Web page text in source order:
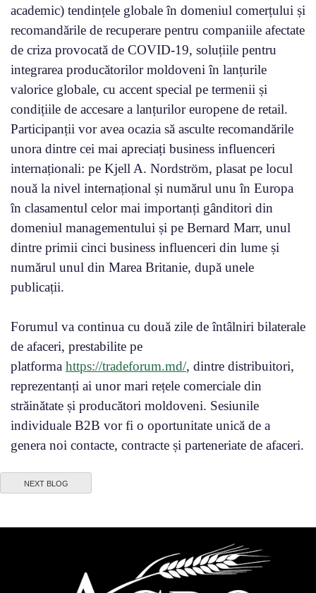
academic) tendințele globale în domeniul comerțului și
recomandările de recuperare pentru companiile afectate
de criza provocată de COVID-19, soluțiile pentru
integrarea producătorilor moldoveni în lanțurile
valorice globale, cu accent special pe termenii și
condițiile de accesare a lanțurilor europene de retail.
Participanții vor avea ocazia să asculte recomandările
unora dintre cei mai apreciați business influenceri
internaționali: pe Kjell A. Nordström, plasat pe locul
nouă la nivel internațional și numărul unu în Europa
în clasamentul celor mai importanți gânditori din
domeniul managementului și pe Bernard Marr, unul
dintre primii cinci business influenceri din lume și
numărul unul din Marea Britanie, după unele
publicații.
Forumul va continua cu două zile de întâlniri bilaterale
de afaceri, prestabilite pe
platforma https://tradeforum.md/, dintre distribuitori,
reprezentanți ai unor mari rețele comerciale din
străinătate și producători moldoveni. Sesiunile
individuale B2B vor fi o oportunitate unică de a
genera noi contacte, contracte și parteneriate de afaceri.
NEXT BLOG